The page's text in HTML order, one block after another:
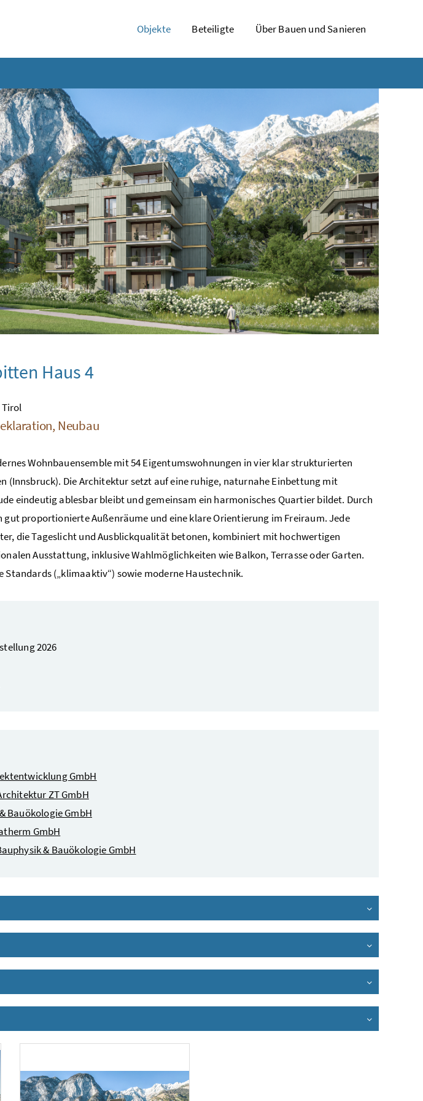
Objekte Beteiligte Über Bauen und Sanieren
Haus 4
Tirol
Neubau
Wohnbauensemble mit 54 Eigentumswohnungen in vier klar strukturierten
(Innsbruck). Die Architektur setzt auf eine ruhige, naturnahe Einbettung mit
eindeutig ablesbar bleibt und gemeinsam ein harmonisches Quartier bildet. Durch
proportionierte Außenräume und eine klare Orientierung im Freiraum. Jede
die Tageslicht und Ausblickqualität betonen, kombiniert mit hochwertigen
Ausstattung, inklusive Wahlmöglichkeiten wie Balkon, Terrasse oder Garten.
(„klimaaktiv“) sowie moderne Haustechnik.
2026
GmbH
ZT GmbH
Bauökologie GmbH
GmbH
& Bauökologie GmbH